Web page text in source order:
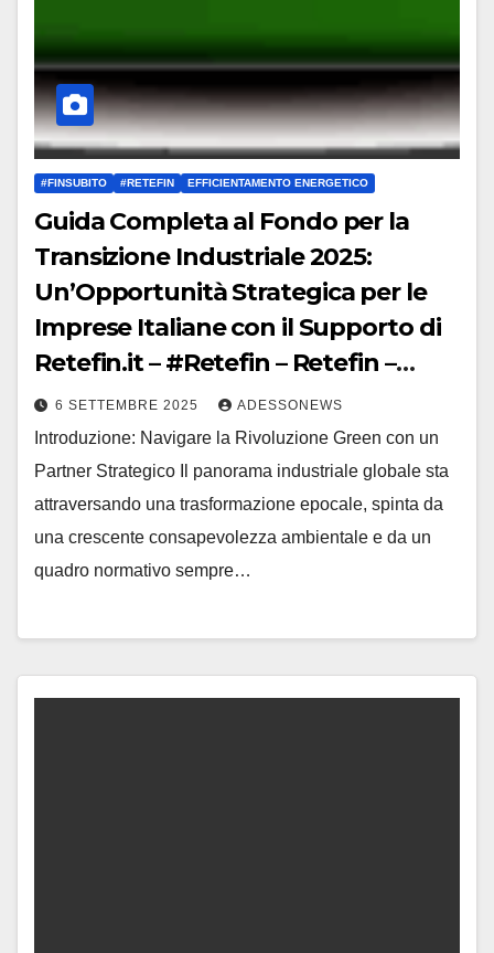
#FINSUBITO #RETEFIN EFFICIENTAMENTO ENERGETICO
Guida Completa al Fondo per la
Transizione Industriale 2025:
Un’Opportunità Strategica per le
Imprese Italiane con il Supporto di
Retefin.it – #Retefin – Retefin –
#Finsubito – Finsubito –
#Adessonews – #Adessonews –
#Finsubito – Adessonews
6 SETTEMBRE 2025 ADESSONEWS
Introduzione: Navigare la Rivoluzione Green con un
Partner Strategico Il panorama industriale globale sta
attraversando una trasformazione epocale, spinta da
una crescente consapevolezza ambientale e da un
quadro normativo sempre…